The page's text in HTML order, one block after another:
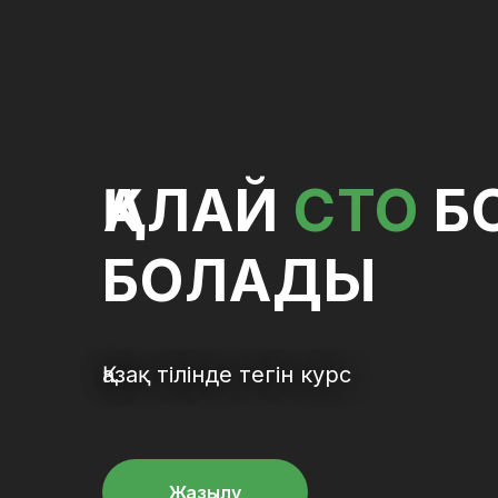
ҚАЛАЙ CTO
БОЛАДЫ
Қазақ тілінде тегін курс
Жазылу